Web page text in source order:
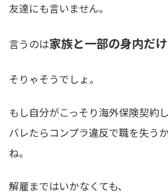
友達にも言いません。
言うのは家族と一部の身内だけ
そりゃそうでしょ。
もし自分がこっそり海外保険契約
バレたらコンプラ違反で職を失う
ね。
解雇まではいかなくても、